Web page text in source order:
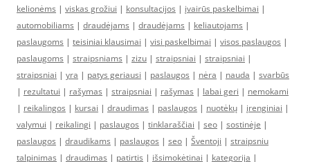
kelionėms | viskas grožiui | konsultacijos | įvairūs paskelbimai |
automobiliams | draudėjams | draudėjams | keliautojams |
paslaugoms | teisiniai klausimai | visi paskelbimai | visos paslaugos |
paslaugoms | straipsniams | zizu | straipsniai | straipsniai |
straipsniai | yra | patys geriausi | paslaugos | nėra | nauda | svarbūs
| rezultatui | rašymas | straipsniai | rašymas | labai geri | nemokami
| reikalingos | kursai | draudimas | paslaugos | nuotėkų | įrenginiai |
valymui | reikalingi | paslaugos | tinklaraščiai | seo | sostinėje |
paslaugos | draudikams | paslaugos | seo | Šventoji | straipsniu
talpinimas | draudimas | patirtis | išsimokėtinai | kategorija |